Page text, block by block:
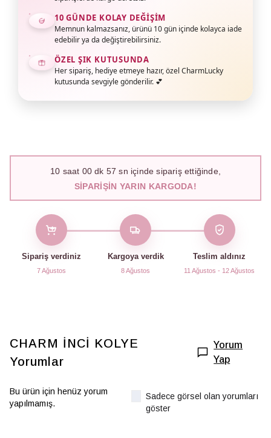
10 GÜNDE KOLAY DEĞIŞIM
Memnun kalmazsanız, ürünü 10 gün içinde kolayca iade
edebilir ya da değiştirebilirsiniz.
ÖZEL ŞIK KUTUSUNDA
Her sipariş, hediye etmeye hazır, özel CharmLucky
kutusunda sevgiyle gönderilir. 💕
10 saat 00dk 56 sn içinde sipariş ettiğinde,
SIPARIŞIN YARIN KARGODA!
Sipariş verdiniz
7 Ağustos
Kargoya verdik
8 Ağustos
Teslim aldınız
11 Ağustos - 12 Ağustos
CHARM İNCİ KOLYE
Yorumlar
Yorum
Yap
Bu ürün için henüz yorum
yapılmamış.
Sadece görsel olan yorumları
göster